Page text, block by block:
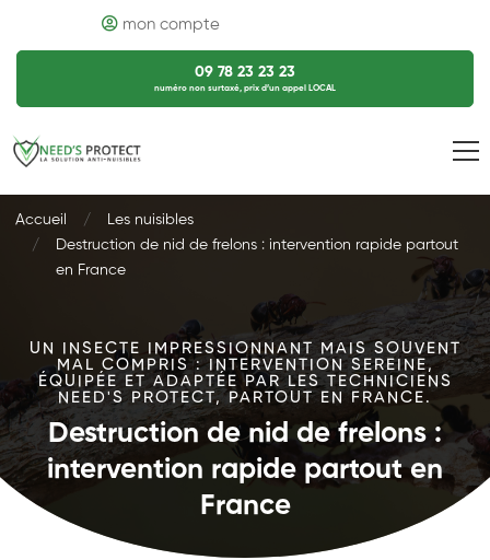
mon compte
09 78 23 23 23
numéro non surtaxé, prix d’un appel LOCAL
Accueil
Les nuisibles
Destruction de nid de frelons : intervention rapide partout
en France
UN INSECTE IMPRESSIONNANT MAIS SOUVENT
MAL COMPRIS : INTERVENTION SEREINE,
ÉQUIPÉE ET ADAPTÉE PAR LES TECHNICIENS
NEED'S PROTECT, PARTOUT EN FRANCE.
Destruction de nid de frelons :
intervention rapide partout en
France